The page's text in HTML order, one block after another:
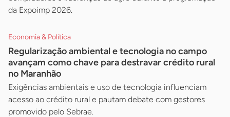
da Expoimp 2026.
Economia & Política
Regularização ambiental e tecnologia no campo
avançam como chave para destravar crédito rural
no Maranhão
Exigências ambientais e uso de tecnologia influenciam
acesso ao crédito rural e pautam debate com gestores
promovido pelo Sebrae.